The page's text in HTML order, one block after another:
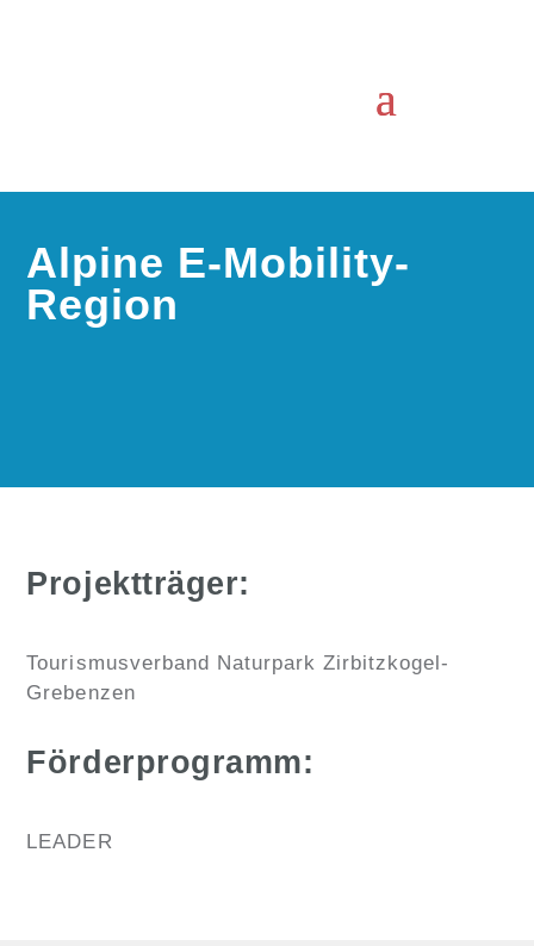
Alpine E-Mobility-
Region
Projektträger:
Tourismusverband Naturpark Zirbitzkogel-
Grebenzen
Förderprogramm:
LEADER